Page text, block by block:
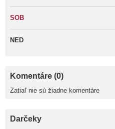
SOB
NED
Komentáre (0)
Zatiaľ nie sú žiadne komentáre
Darčeky